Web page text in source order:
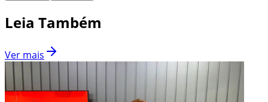
Leia Também
Ver mais